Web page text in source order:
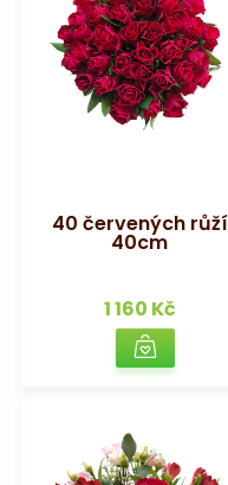
40 červených růží
40cm
1 160 Kč